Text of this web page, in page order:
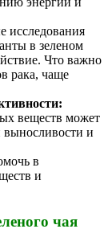
исследования
в зеленом
Что важно
рака, чаще
веществ может
выносливости и
в
и
чая